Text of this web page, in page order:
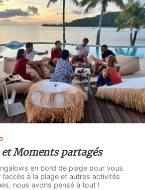
et Moments partagés
en bord de plage pour vous
l’accès à la plage et autres activités
nous avons pensé à tout !